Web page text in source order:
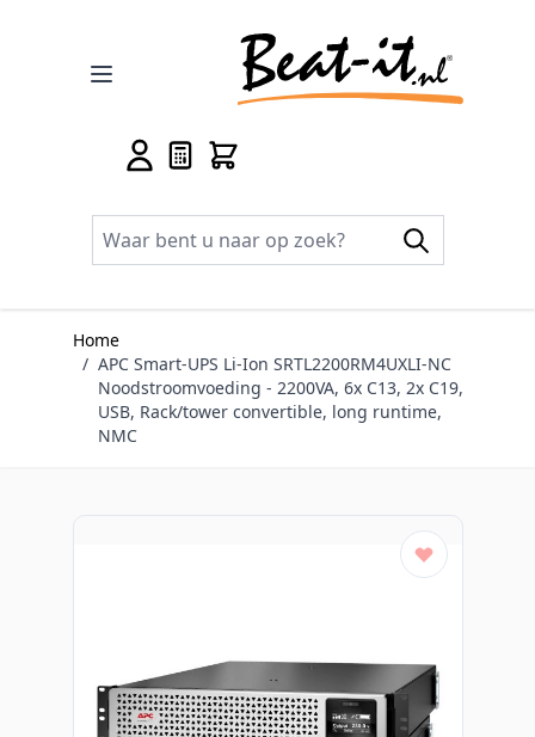
Home
/ APC Smart-UPS Li-Ion SRTL2200RM4UXLI-NC
Noodstroomvoeding - 2200VA, 6x C13, 2x C19,
USB, Rack/tower convertible, long runtime,
NMC